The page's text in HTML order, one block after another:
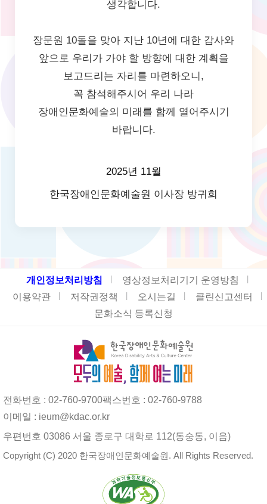
생각합니다.
장문원 10돌을 맞아 지난 10년에 대한 감사와
앞으로 우리가 가야 할 방향에 대한 계획을
보고드리는 자리를 마련하오니,
꼭 참석해주시어 우리 나라
장애인문화예술의 미래를 함께 열어주시기
바랍니다.
2025년 11월
한국장애인문화예술원 이사장 방귀희
개인정보처리방침
영상정보처리기기 운영방침
이용약관
저작권정책 오시는길
클린신고센터
문화소식 등록신청
전화번호 : 02-760-9700팩스번호 : 02-760-9788
이메일 : ieum@kdac.or.kr
우편번호 03086 서울 종로구 대학로 112(동숭동, 이음)
Copyright (C) 2020 한국장애인문화예술원. All Rights Reserved.